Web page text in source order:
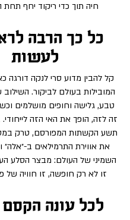
חיה תוך כדי ריקוד יחף תחת
כל כך הרבה
לעשות
קל להבין מדוע סרי לנקה דורגה
המובילות בעולם לביקור.
טבע, גלישה וחופים מושלמים
זה לזה, הופך את האי הזה
תשע הקשתות המפורסם, טרק
את אווירת התרמילאים ב-״אלה״
השמיני של העולם: מבצר הסלע
זו לא רק חופשה, זו חוויה של
לכל עונה